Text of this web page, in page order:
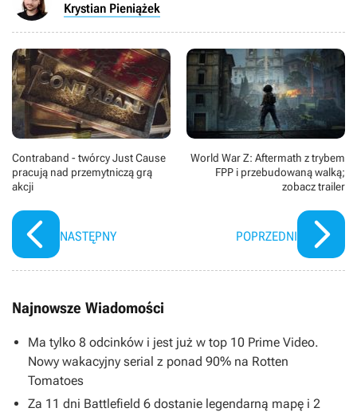
Krystian Pieniążek
Contraband - twórcy Just Cause
pracują nad przemytniczą grą
akcji
NASTĘPNY
World War Z: Aftermath z trybem
FPP i przebudowaną walką;
zobacz trailer
POPRZEDNI
Najnowsze Wiadomości
Ma tylko 8 odcinków i jest już w top 10 Prime Video.
Nowy wakacyjny serial z ponad 90% na Rotten
Tomatoes
Za 11 dni Battlefield 6 dostanie legendarną mapę i 2